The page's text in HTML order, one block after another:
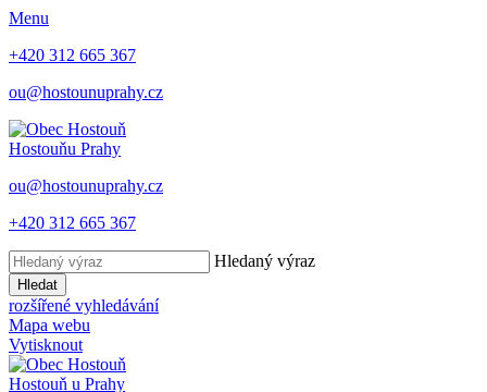
Menu
+420 312 665 367
ou@hostounuprahy.cz
Hostouňu Prahy
ou@hostounuprahy.cz
+420 312 665 367
Hledaný výraz
Hledat
rozšířené vyhledávání
Mapa webu
Vytisknout
Hostouň u Prahy